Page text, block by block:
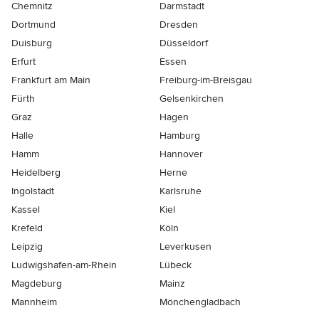
Chemnitz
Darmstadt
Dortmund
Dresden
Duisburg
Düsseldorf
Erfurt
Essen
Frankfurt am Main
Freiburg-im-Breisgau
Fürth
Gelsenkirchen
Graz
Hagen
Halle
Hamburg
Hamm
Hannover
Heidelberg
Herne
Ingolstadt
Karlsruhe
Kassel
Kiel
Krefeld
Köln
Leipzig
Leverkusen
Ludwigshafen-am-Rhein
Lübeck
Magdeburg
Mainz
Mannheim
Mönchen­gladbach